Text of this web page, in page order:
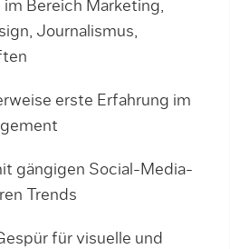
Bereich Marketing,
Journalismus,
erste Erfahrung im
gängigen Social-Media-
Trends
für visuelle und